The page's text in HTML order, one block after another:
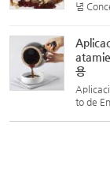
념
용
to de
des